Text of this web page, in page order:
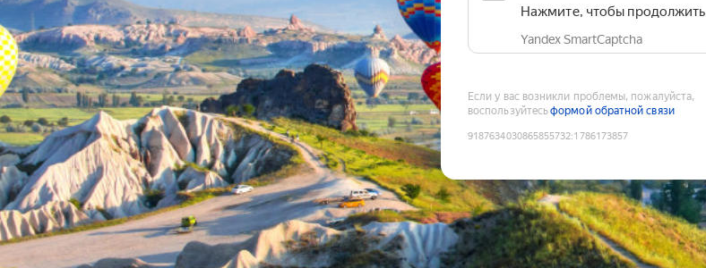
Нажмите, чтобы продолжить
Yandex SmartCaptcha
Если у вас возникли проблемы, пожалуйста,
воспользуйтесьформой обратной связи
9187634030865855732:1786173857